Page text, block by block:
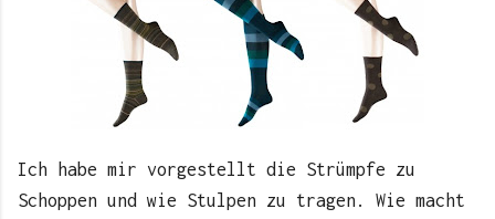
Ich habe mir vorgestellt die Strümpfe zu
Schoppen und wie Stulpen zu tragen. Wie macht